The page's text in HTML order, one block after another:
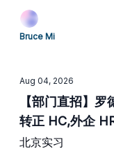
Bruce Mi
Aug 04, 2026
【部门直招】
转正 HC,外企
北京实习